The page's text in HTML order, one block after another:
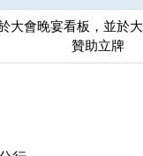
大會晚宴看板，並於
贊助立牌